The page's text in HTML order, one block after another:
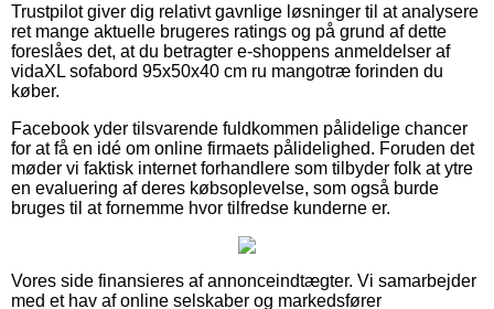
Trustpilot giver dig relativt gavnlige løsninger til at analysere
ret mange aktuelle brugeres ratings og på grund af dette
foreslåes det, at du betragter e-shoppens anmeldelser af
vidaXL sofabord 95x50x40 cm ru mangotræ forinden du
køber.
Facebook yder tilsvarende fuldkommen pålidelige chancer
for at få en idé om online firmaets pålidelighed. Foruden det
møder vi faktisk internet forhandlere som tilbyder folk at ytre
en evaluering af deres købsoplevelse, som også burde
bruges til at fornemme hvor tilfredse kunderne er.
Vores side finansieres af annonceindtægter. Vi samarbejder
med et hav af online selskaber og markedsfører